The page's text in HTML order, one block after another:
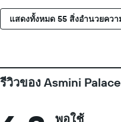
แสดงทั้งหมด 55 สิ่งอำนวยคว
รีวิวของ Asmini
พอใช้